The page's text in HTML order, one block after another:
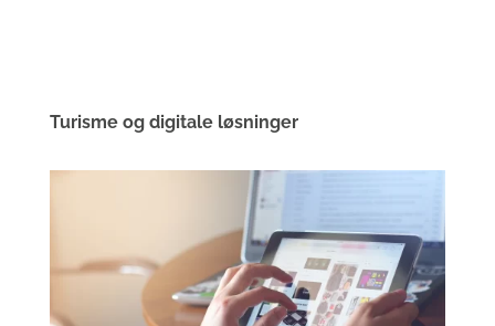
Turisme og digitale løsninger